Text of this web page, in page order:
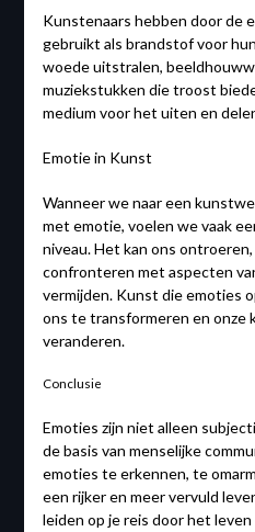
Kunstenaars hebben door de
gebruikt als brandstof voor
woede uitstralen,
muziekstukken die troost
medium voor het uiten en
Emotie in Kunst
Wanneer we naar een
met emotie, voelen we vaak
niveau. Het kan ons
confronteren met aspecten
vermijden. Kunst die emoties
ons te transformeren en onze
veranderen.
Conclusie
Emoties zijn niet alleen
de basis van menselijke
emoties te erkennen, te
een rijker en meer vervuld
leiden op je reis door het